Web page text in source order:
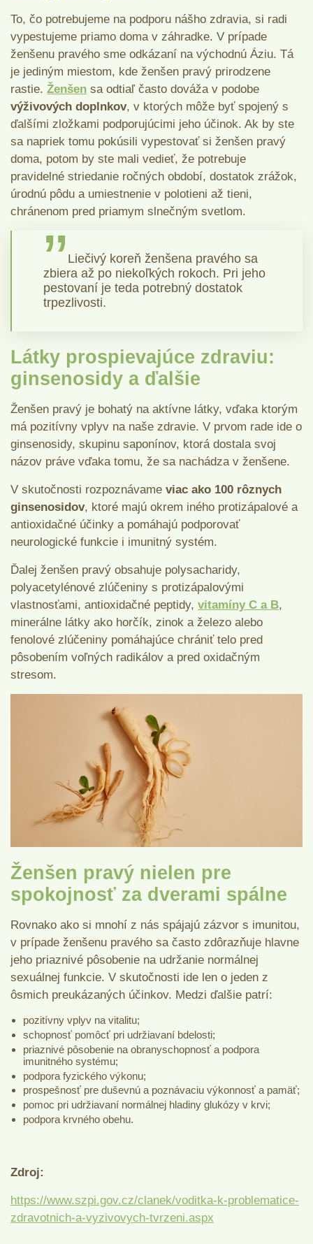
To, čo potrebujeme na podporu nášho zdravia, si radi
vypestujeme priamo doma v záhradke. V prípade
ženšenu pravého sme odkázaní na východnú Áziu. Tá
je jediným miestom, kde ženšen pravý prirodzene
rastie. Ženšen sa odtiaľ často dováža v podobe
výživových doplnkov, v ktorých môže byť spojený s
ďalšími zložkami podporujúcimi jeho účinok. Ak by ste
sa napriek tomu pokúsili vypestovať si ženšen pravý
doma, potom by ste mali vedieť, že potrebuje
pravidelné striedanie ročných období, dostatok zrážok,
úrodnú pôdu a umiestnenie v polotieni až tieni,
chránenom pred priamym slnečným svetlom.
Liečivý koreň ženšena pravého sa
zbiera až po niekoľkých rokoch. Pri jeho
pestovaní je teda potrebný dostatok
trpezlivosti.
Látky prospievajúce zdraviu:
ginsenosidy a ďalšie
Ženšen pravý je bohatý na aktívne látky, vďaka ktorým
má pozitívny vplyv na naše zdravie. V prvom rade ide o
ginsenosidy, skupinu saponínov, ktorá dostala svoj
názov práve vďaka tomu, že sa nachádza v ženšene.
V skutočnosti rozpoznávame viac ako 100 rôznych
ginsenosidov, ktoré majú okrem iného protizápalové a
antioxidačné účinky a pomáhajú podporovať
neurologické funkcie i imunitný systém.
Ďalej ženšen pravý obsahuje polysacharidy,
polyacetylénové zlúčeniny s protizápalovými
vlastnosťami, antioxidačné peptidy, vitamíny C a B,
minerálne látky ako horčík, zinok a železo alebo
fenolové zlúčeniny pomáhajúce chrániť telo pred
pôsobením voľných radikálov a pred oxidačným
stresom.
Ženšen pravý nielen pre
spokojnosť za dverami spálne
Rovnako ako si mnohí z nás spájajú zázvor s imunitou,
v prípade ženšenu pravého sa často zdôrazňuje hlavne
jeho priaznivé pôsobenie na udržanie normálnej
sexuálnej funkcie. V skutočnosti ide len o jeden z
ôsmich preukázaných účinkov. Medzi ďalšie patrí:
pozitívny vplyv na vitalitu;
schopnosť pomôcť pri udržiavaní bdelosti;
priaznivé pôsobenie na obranyschopnosť a podpora
imunitného systému;
podpora fyzického výkonu;
prospešnosť pre duševnú a poznávaciu výkonnosť a pamäť;
pomoc pri udržiavaní normálnej hladiny glukózy v krvi;
podpora krvného obehu.
Zdroj:
https://www.szpi.gov.cz/clanek/voditka-k-problematice-
zdravotnich-a-vyzivovych-tvrzeni.aspx